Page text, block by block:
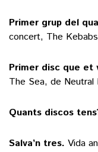
Primer grup del
concert, The
Primer disc que et
The Sea, de Neutral
Quants discos
Salva’n tres. Vida